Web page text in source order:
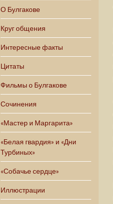
О Булгакове
Круг общения
Интересные факты
Цитаты
Фильмы о Булгакове
Сочинения
«Мастер и Маргарита»
«Белая гвардия» и «Дни
Турбиных»
«Собачье сердце»
Иллюстрации